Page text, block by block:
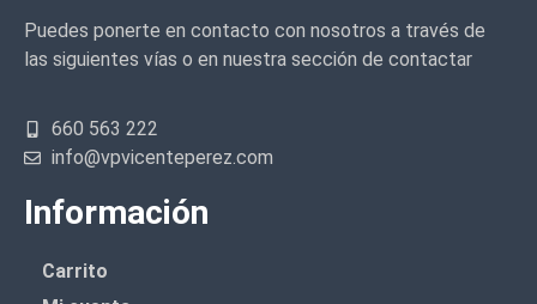
Puedes ponerte en contacto con nosotros a través de
las siguientes vías o en nuestra sección de contactar
660 563 222
info@vpvicenteperez.com
Información
Carrito